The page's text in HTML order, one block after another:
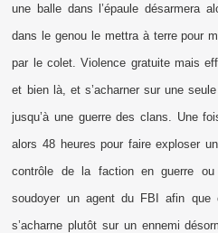
une balle dans l’épaule désarmera
dans le genou le mettra à terre pour
par le colet. Violence gratuite mais
et bien là, et s’acharner sur une
jusqu’à une guerre des clans. Une
alors 48 heures pour faire exploser
contrôle de la faction en guerre
soudoyer un agent du FBI afin que
s’acharne plutôt sur un ennemi